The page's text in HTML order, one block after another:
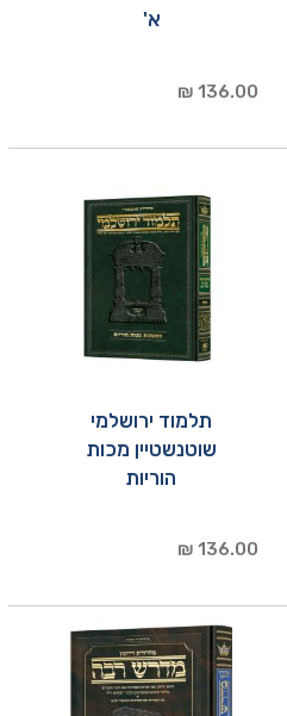
א'
136.00 ₪
תלמוד ירושלמי
שוטנשטיין מכות
הוריות
136.00 ₪